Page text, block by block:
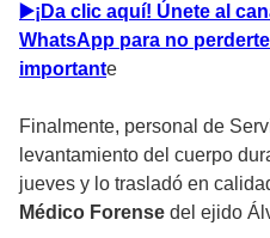
▶️¡Da clic aquí! Únete al
WhatsApp para no
importante
Finalmente, personal de
levantamiento del cuerpo
jueves y lo trasladó en
Médico Forense del ejido